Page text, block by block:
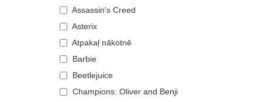
Kaķis
Kaza
Ķirzaka
Koijots
Krabis
Krokodils
9SEVENTY
9TWENTY
A Frame
Casual Classic
E Frame
Open Back
Assassin's Creed
Asterix
Atpakaļ nākotnē
Barbie
Beetlejuice
Champions: Oliver and Benji